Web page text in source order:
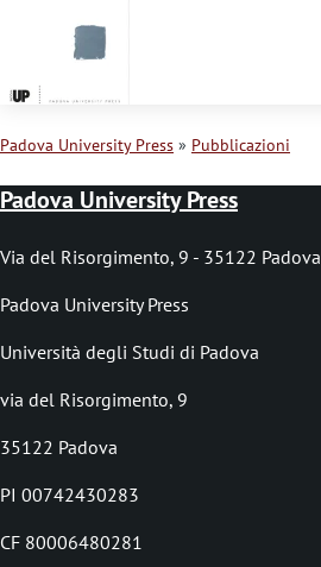
a
v
v
e
r
t
i
e
n
t
o
B
r
i
c
i
o
e
d
i
Padova University Press Pubblicazioni
Padova University Press
Via del Risorgimento, 9 - 35122 Padova
Padova University Press
Università degli Studi di Padova
via del Risorgimento, 9
35122 Padova
PI 00742430283
CF 80006480281